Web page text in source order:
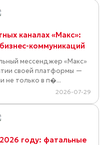
каналах «Макс»:
коммуникаций
мессенджер «Макс»
своей платформы —
не только в п�...
2026-07-29
году: фатальные